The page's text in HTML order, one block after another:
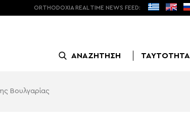
ORTHODOXIA REAL TIME NEWS FEED:
ΑΝΑΖΗΤΗΣΗ ΤΑΥΤΟΤΗΤΑ
Βουλγαρίας